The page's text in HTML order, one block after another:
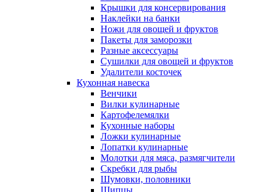
Крышки для консервирования
Наклейки на банки
Ножи для овощей и фруктов
Пакеты для заморозки
Разные аксессуары
Сушилки для овощей и фруктов
Удалители косточек
Кухонная навеска
Венчики
Вилки кулинарные
Картофелемялки
Кухонные наборы
Ложки кулинарные
Лопатки кулинарные
Молотки для мяса, размягчители
Скребки для рыбы
Шумовки, половники
Щипцы